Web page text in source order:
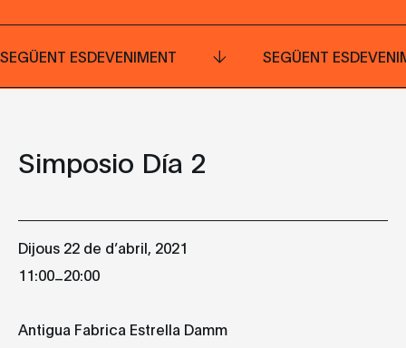
SEGÜENT ESDEVENIMENT SEGÜENT
Simposio Día 2
Dijous 22 de d’abril, 2021
11:00 20:00
Antigua Fabrica Estrella Damm